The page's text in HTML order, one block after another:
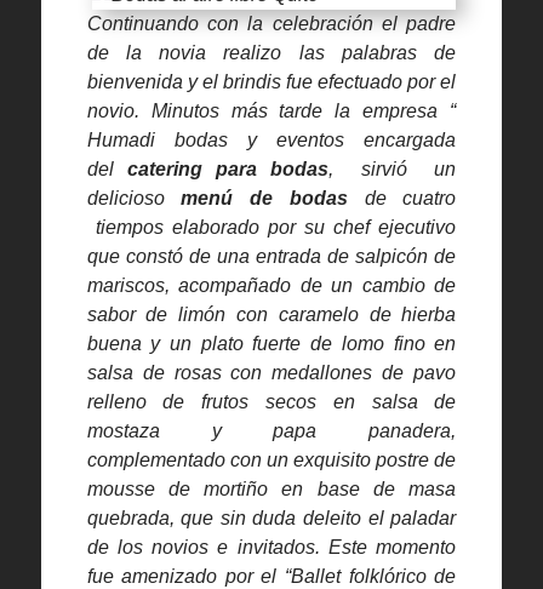
Continuando con la celebración el padre
de la novia realizo las palabras de
bienvenida y el brindis fue efectuado por el
novio. Minutos más tarde la empresa “
Humadi bodas y eventos encargada
del catering para bodas, sirvió un
deliciosomenú de bodas de cuatro
tiempos elaborado por su chef ejecutivo
que constó de una entrada de salpicón de
mariscos, acompañado de un cambio de
sabor de limón con caramelo de hierba
buena y un plato fuerte de lomo fino en
salsa de rosas con medallones de pavo
relleno de frutos secos en salsa de
mostaza y papa panadera,
complementado con un exquisito postre de
mousse de mortiño en base de masa
quebrada, que sin duda deleito el paladar
de los novios e invitados. Este momento
fue amenizado por el “Ballet folklórico de